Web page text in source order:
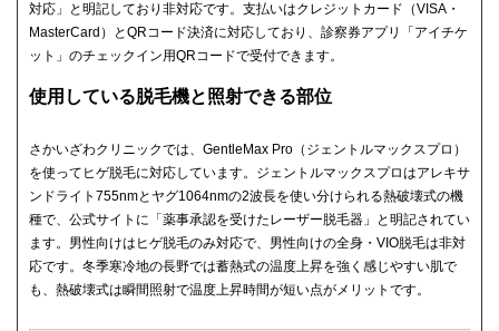
対応」と明記しており非対応です。支払いはクレジットカード（VISA・
MasterCard）とQRコード決済に対応しており、診察券アプリ「アイチケ
ット」のチェックイン用QRコードで受付できます。
使用している脱毛機と照射できる部位
さかいざわクリニックでは、GentleMax Pro（ジェントルマックスプロ）
を使ってヒゲ脱毛に対応しています。ジェントルマックスプロはアレキサ
ンドライト755nmとヤグ1064nmの2波長を使い分けられる熱破壊式の機
種で、公式サイトに「薬事承認を受けたレーザー脱毛器」と明記されてい
ます。男性向けはヒゲ脱毛のみ対応で、男性向けの全身・VIO脱毛は非対
応です。冬季寒冷地の長野では蓄熱式の温度上昇を強く感じやすい肌で
も、熱破壊式は瞬間照射で温度上昇時間が短い点がメリットです。